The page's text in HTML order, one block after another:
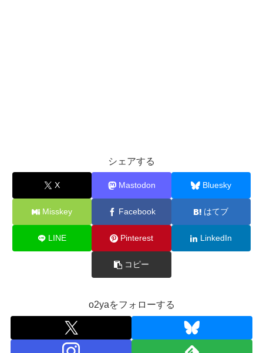
シェアする
X Mastodon Bluesky
Misskey Facebook はてブ
LINE Pinterest LinkedIn
コピー
o2yaをフォローする